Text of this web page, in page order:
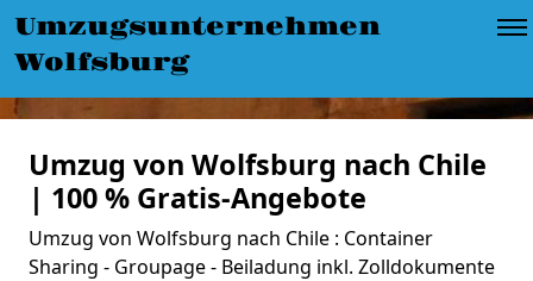
Umzugsunternehmen
Wolfsburg
Umzug von Wolfsburg nach Chile
| 100 % Gratis-Angebote
Umzug von Wolfsburg nach Chile : Container
Sharing - Groupage - Beiladung inkl. Zolldokumente